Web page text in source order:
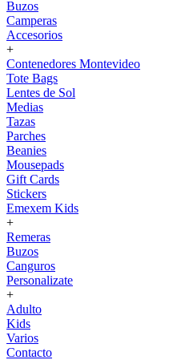
Buzos
Camperas
Accesorios
+
Contenedores Montevideo
Tote Bags
Lentes de Sol
Medias
Tazas
Parches
Beanies
Mousepads
Gift Cards
Stickers
Emexem Kids
+
Remeras
Buzos
Canguros
Personalizate
+
Adulto
Kids
Varios
Contacto